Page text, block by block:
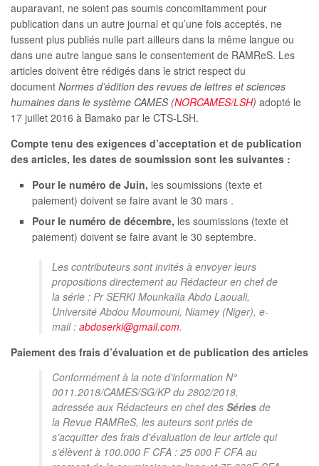
auparavant, ne soient pas soumis concomitamment pour
publication dans un autre journal et qu’une fois acceptés, ne
fussent plus publiés nulle part ailleurs dans la même langue ou
dans une autre langue sans le consentement de RAMReS. Les
articles doivent être rédigés dans le strict respect du
document Normes d’édition des revues de lettres et sciences
humaines dans le système CAMES (NORCAMES/LSH) adopté le
17 juillet 2016 à Bamako par le CTS-LSH.
Compte tenu des exigences d’acceptation et de publication
des articles, les dates de soumission sont les suivantes :
Pour le numéro de Juin, les soumissions (texte et
paiement) doivent se faire avant le 30 mars .
Pour le numéro de décembre, les soumissions (texte et
paiement) doivent se faire avant le 30 septembre.
Les contributeurs sont invités à envoyer leurs
propositions directement au Rédacteur en chef de
la série : Pr SERKI Mounkaïla Abdo Laouali,
Université Abdou Moumouni, Niamey (Niger), e-
mail : abdoserki@gmail.com.
Paiement des frais d’évaluation et de publication des articles
Conformément à la note d’information N°
0011.2018/CAMES/SG/KP du 2802/2018,
adressée aux Rédacteurs en chef des Séries de
la Revue RAMReS, les auteurs sont priés de
s’acquitter des frais d’évaluation de leur article qui
s’élèvent à 100.000 F CFA : 25 000 F CFA au